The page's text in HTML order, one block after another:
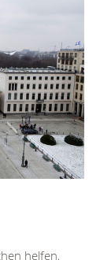
helfen,